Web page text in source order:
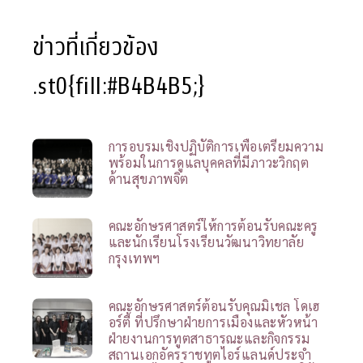
ข่าวที่เกี่ยวข้อง
.st0{fill:#B4B4B5;}
การอบรมเชิงปฏิบัติการเพื่อเตรียมความ
พร้อมในการดูแลบุคคลที่มีภาวะวิกฤต
ด้านสุขภาพจิต
คณะอักษรศาสตร์ให้การต้อนรับคณะครู
และนักเรียนโรงเรียนวัฒนาวิทยาลัย
กรุงเทพฯ
คณะอักษรศาสตร์ต้อนรับคุณมิเชล โดเฮ
อร์ตี้ ที่ปรึกษาฝ่ายการเมืองและหัวหน้า
ฝ่ายงานการทูตสาธารณะและกิจกรรม
สถานเอกอัครราชทูตไอร์แลนด์ประจำ